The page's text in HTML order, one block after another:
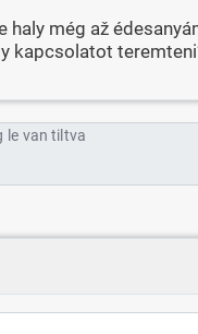
haly még až
kapcsolatot
le van tiltva